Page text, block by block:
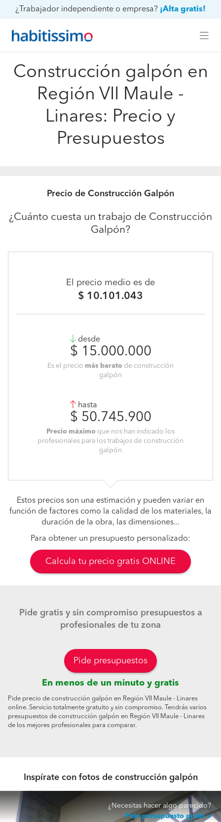
¿Trabajador independiente o empresa? ¡Alta gratis!
Construcción galpón en
Región VII Maule -
Linares: Precio y
Presupuestos
Precio de Construcción Galpón
¿Cuánto cuesta un trabajo de Construcción
Galpón?
El precio medio es de
$ 10.101.043
desde
$ 15.000.000
Es el precio más barato de construcción
galpón
hasta
$ 50.745.900
Precio máximo que nos han indicado los
profesionales para los trabajos de construcción
galpón
Estos precios son una estimación y pueden variar en
función de factores como la calidad de los materiales, la
duración de la obra, las dimensiones...
Para obtener un presupuesto personalizado:
Calcula tu precio gratis ONLINE
Pide gratis y sin compromiso presupuestos a
profesionales de tu zona
Pide presupuestos
En menos de un minuto y gratis
Pide precio de construcción galpón en Región VII Maule - Linares
online. Servicio totalmente gratuito y sin compromiso. Tendrás varios
presupuestos de construcción galpón en Región VII Maule - Linares
de los mejores profesionales para comparar.
Inspírate con fotos de construcción galpón
¿Necesitas hacer algo parecido?
Pide presupuesto gratis